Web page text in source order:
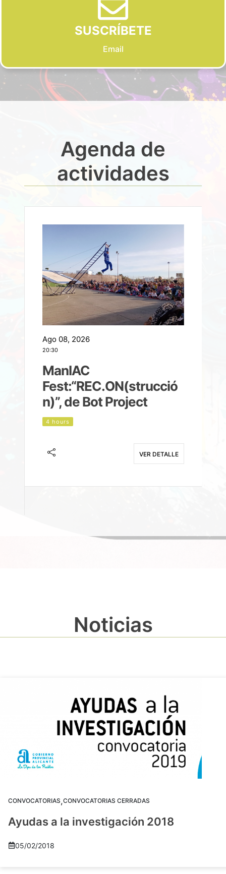
SUSCRÍBETE
Email
Agenda de
actividades
Ago 08, 2026
20:30
ManIAC
Fest:“REC.ON(strucció
n)”, de Bot Project
4 hours
VER DETALLE
Noticias
CONVOCATORIAS,CONVOCATORIAS CERRADAS
Ayudas a la investigación 2018
05/02/2018